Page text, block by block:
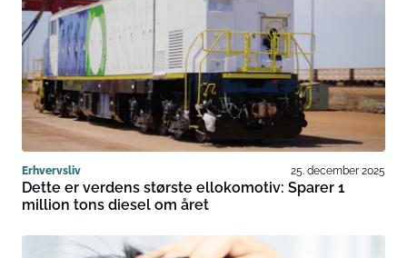
Erhvervsliv 25. december 2025
Dette er verdens største ellokomotiv: Sparer 1
million tons diesel om året